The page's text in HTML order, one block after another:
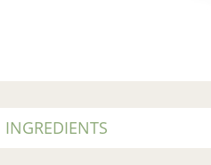
INGREDIENTS